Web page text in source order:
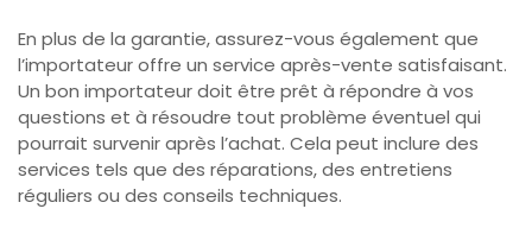
En plus de la garantie, assurez-vous également que
l’importateur offre un service après-vente satisfaisant.
Un bon importateur doit être prêt à répondre à vos
questions et à résoudre tout problème éventuel qui
pourrait survenir après l’achat. Cela peut inclure des
services tels que des réparations, des entretiens
réguliers ou des conseils techniques.